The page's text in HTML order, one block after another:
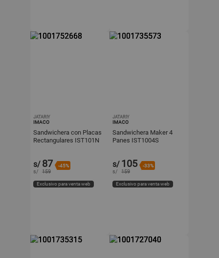
JATARIY
IMACO
Sandwichera con Placas
Rectangulares IST101N
s/ 87 -45%
s/ 159
Exclusivo para venta web
JATARIY
IMACO
Sandwichera Maker 4
Panes IST1004S
s/ 105 -33%
s/ 159
Exclusivo para venta web